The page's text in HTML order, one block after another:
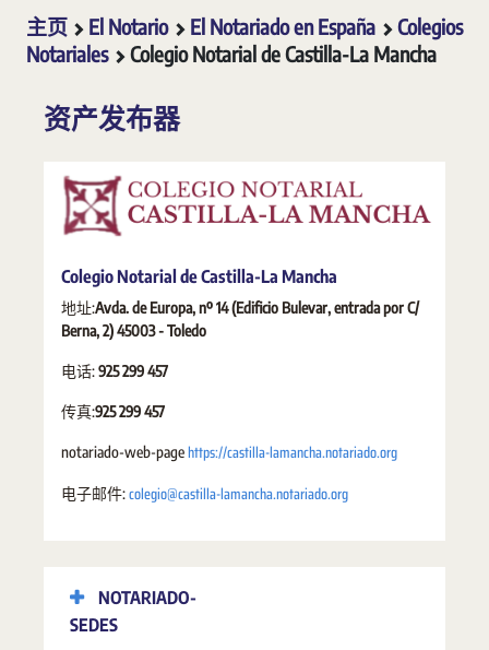
主页 El Notario El Notariado en España
Colegios
Notariales
Colegio Notarial de Castilla-La Mancha
资产发布器
Colegio Notarial de Castilla-La Mancha
地址:Avda. de Europa, nº 14 (Edificio Bulevar, entrada por C/
Berna, 2) 45003 - Toledo
电话:925 299 457
传真:925 299 457
notariado-web-pagehttps://castilla-lamancha.notariado.org
电子邮件:colegio@castilla-lamancha.notariado.org
NOTARIADO-
SEDES